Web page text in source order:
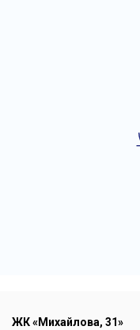
ЖК «Михайлова, 31»